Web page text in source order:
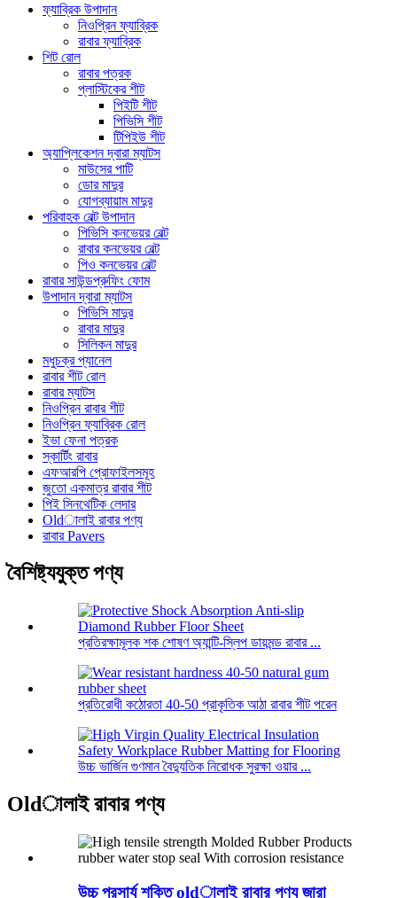
ফ্যাব্রিক উপাদান
নিওপ্রিন ফ্যাব্রিক
রাবার ফ্যাব্রিক
শিট রোল
রাবার পত্রক
প্লাস্টিকের শীট
পিইটি শীট
পিভিসি শীট
টিপিইউ শীট
অ্যাপ্লিকেশন দ্বারা ম্যাটস
মাউসের পাটি
ডোর মাদুর
যোগব্যায়াম মাদুর
পরিবাহক বেল্ট উপাদান
পিভিসি কনভেয়র বেল্ট
রাবার কনভেয়র বেল্ট
পিও কনভেয়র বেল্ট
রাবার সাউন্ডপ্রুফিং ফোম
উপাদান দ্বারা ম্যাটস
পিভিসি মাদুর
রাবার মাদুর
সিলিকন মাদুর
মধুচক্র প্যানেল
রাবার শীট রোল
রাবার ম্যাটস
নিওপ্রিন রাবার শীট
নিওপ্রিন ফ্যাব্রিক রোল
ইভা ফেনা পত্রক
স্কার্টিং রাবার
এফআরপি প্রোফাইলসমূহ
জুতো একমাত্র রাবার শীট
পিই সিনথেটিক লেদার
Oldালাই রাবার পণ্য
রাবার Pavers
বৈশিষ্ট্যযুক্ত পণ্য
প্রতিরক্ষামূলক শক শোষণ অ্যান্টি-স্লিপ ডায়মন্ড রাবার ...
প্রতিরোধী কঠোরতা 40-50 প্রাকৃতিক আঠা রাবার শীট পরেন
উচ্চ ভার্জিন গুণমান বৈদ্যুতিক নিরোধক সুরক্ষা ওয়ার ...
Oldালাই রাবার পণ্য
উচ্চ প্রসার্য শক্তি oldালাই রাবার পণ্য জারা